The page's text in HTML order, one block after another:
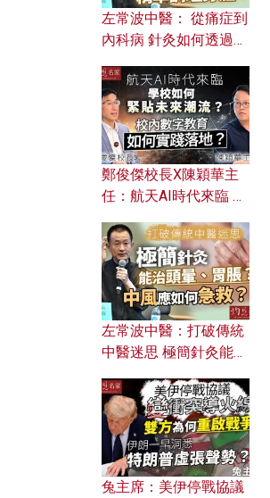
左常波中醫： 從痛症到
內科病 針灸如何透過解
鄭俊傑校長X陳穎華主
任：航天AI時代來臨 學
校內數字教育如何實踐
落地？
左常波中醫：打破傳統
中醫迷思 極簡針灸能治
何急救？
兔主席：美伊停戰協議